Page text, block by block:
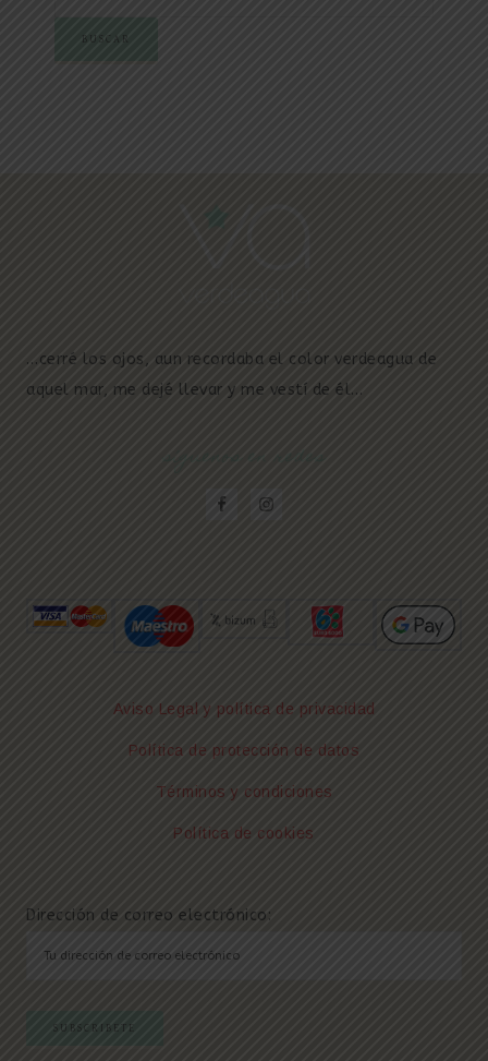
BUSCAR
…cerré los ojos, aun recordaba el color verdeagua de
aquel mar, me dejé llevar y me vestí de él…
Aviso Legal y política de privacidad
Política de protección de datos
Términos y condiciones
Política de cookies
Dirección de correo electrónico: